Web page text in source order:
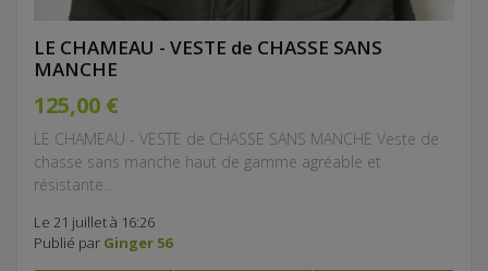
LE CHAMEAU - VESTE de CHASSE SANS
MANCHE
125,00 €
LE CHAMEAU - VESTE de CHASSE SANS MANCHE Veste de
chasse sans manche haut de gamme agréable et
résistante...
Le 21 juillet à 16:26
Publié par Ginger 56